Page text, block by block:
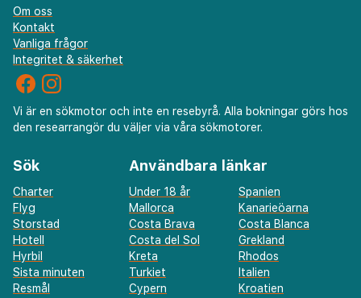
Om oss
Kontakt
Vanliga frågor
Integritet & säkerhet
Vi är en sökmotor och inte en resebyrå. Alla bokningar görs hos
den researrangör du väljer via våra sökmotorer.
Sök
Charter
Flyg
Storstad
Hotell
Hyrbil
Sista minuten
Resmål
Användbara länkar
Under 18 år
Spanien
Mallorca
Kanarieöarna
Costa Brava
Costa Blanca
Costa del Sol
Grekland
Kreta
Rhodos
Turkiet
Italien
Cypern
Kroatien